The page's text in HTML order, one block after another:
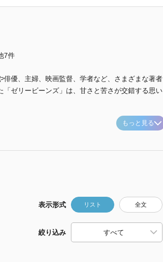
7件
優、主婦、映画監督、学者など、さまざまな著者
ゼリービーンズ」は、甘さと苦さが交錯する思い
もっと見る
表示形式 リスト 全文
絞り込み